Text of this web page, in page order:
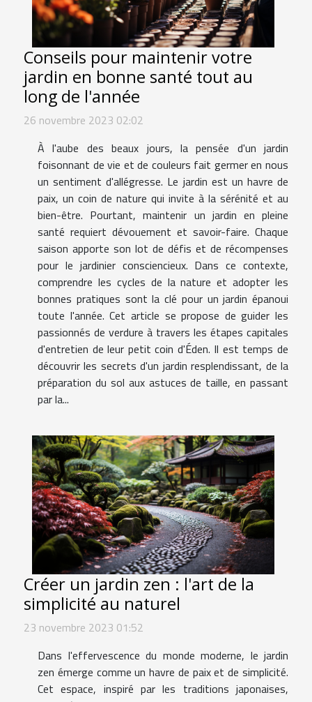
Conseils pour maintenir votre
jardin en bonne santé tout au
long de l'année
26 novembre 2023 02:02
À l'aube des beaux jours, la pensée d'un jardin
foisonnant de vie et de couleurs fait germer en nous
un sentiment d'allégresse. Le jardin est un havre de
paix, un coin de nature qui invite à la sérénité et au
bien-être. Pourtant, maintenir un jardin en pleine
santé requiert dévouement et savoir-faire. Chaque
saison apporte son lot de défis et de récompenses
pour le jardinier consciencieux. Dans ce contexte,
comprendre les cycles de la nature et adopter les
bonnes pratiques sont la clé pour un jardin épanoui
toute l'année. Cet article se propose de guider les
passionnés de verdure à travers les étapes capitales
d'entretien de leur petit coin d'Éden. Il est temps de
découvrir les secrets d'un jardin resplendissant, de la
préparation du sol aux astuces de taille, en passant
par la...
Créer un jardin zen : l'art de la
simplicité au naturel
23 novembre 2023 01:52
Dans l'effervescence du monde moderne, le jardin
zen émerge comme un havre de paix et de simplicité.
Cet espace, inspiré par les traditions japonaises,